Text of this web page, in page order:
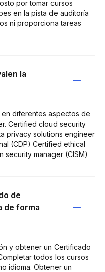
por tomar cursos
en la pista de auditoría
ni proporciona tareas
la
diferentes aspectos de
Certified cloud security
privacy solutions engineer
(CDP) Certified ethical
security manager (CISM)
de
de forma
y obtener un Certificado
todos los cursos
idioma. Obtener un